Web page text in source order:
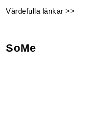
Värdefulla länkar >>
SoMe